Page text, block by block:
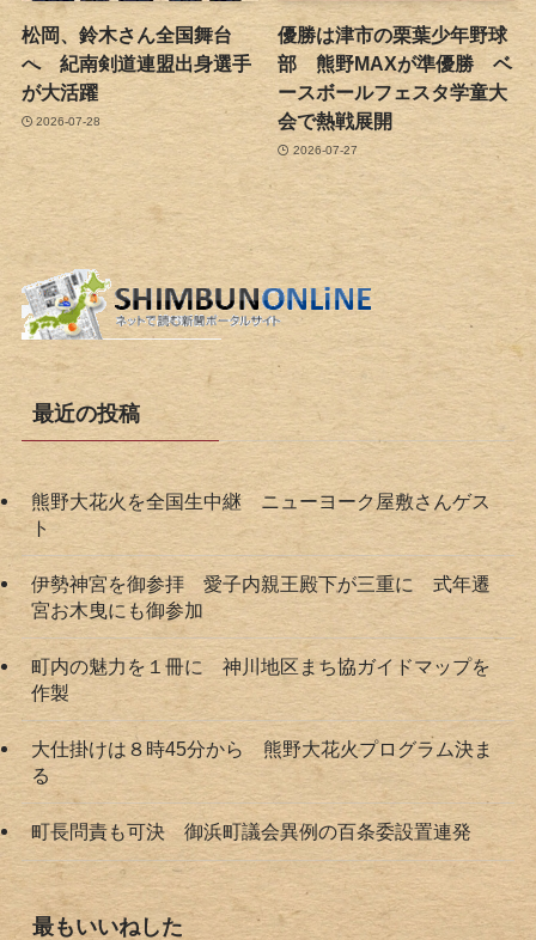
松岡、鈴木さん全国舞台
へ 紀南剣道連盟出身選手
が大活躍
2026-07-28
優勝は津市の栗葉少年野球
部 熊野MAXが準優勝 ベ
ースボールフェスタ学童大
会で熱戦展開
2026-07-27
最近の投稿
熊野大花火を全国生中継 ニューヨーク屋敷さんゲス
ト
伊勢神宮を御参拝 愛子内親王殿下が三重に 式年遷
宮お木曳にも御参加
町内の魅力を１冊に 神川地区まち協ガイドマップを
作製
大仕掛けは８時45分から 熊野大花火プログラム決ま
る
町長問責も可決 御浜町議会異例の百条委設置連発
最もいいねした